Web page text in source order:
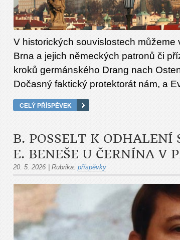
V historických souvislostech
Brna a jejich německých patronů či
kroků germánského Drang nach
Dočasný faktický protektorát nám, a
CELÝ PŘÍSPĚVEK
B. POSSELT K ODHALENÍ
E. BENEŠE U ČERNÍNA V
20. 5. 2026 Rubrika: příspěvky